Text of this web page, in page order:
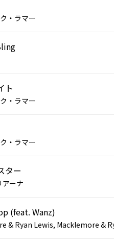
・ラマー
ト
・ラマー
・ラマー
ター
ーナ
(feat. Wanz)